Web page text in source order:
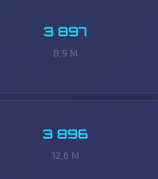
3 897
8,9 M
3 896
12,6 M